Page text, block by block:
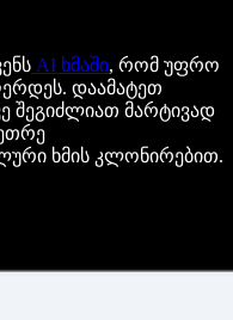
AI ხმაში, რომ უფრო
დაამატეთ
შეგიძლიათ მარტივად
ხმის კლონირებით.